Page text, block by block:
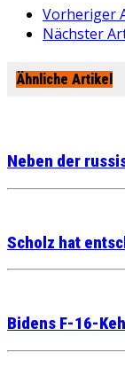
Vorheriger
Nächster
Ähnliche Artikel
Neben der
Scholz hat
Bidens F-16-